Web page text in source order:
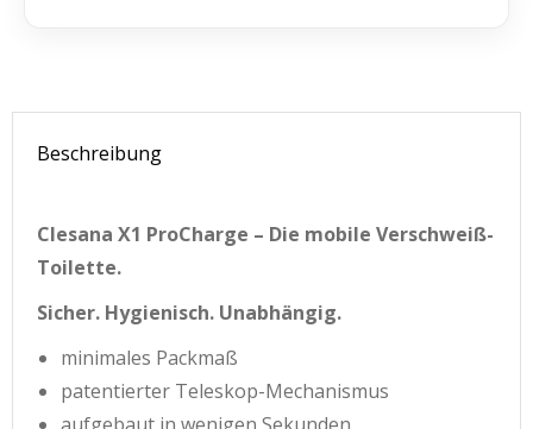
Beschreibung
Clesana X1 ProCharge – Die mobile Verschweiß-
Toilette.
Sicher. Hygienisch. Unabhängig.
minimales Packmaß
patentierter Teleskop-Mechanismus